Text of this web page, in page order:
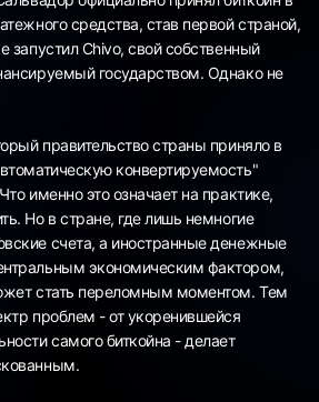
средства, став первой страной,
запустил Chivo, свой собственный
государством. Однако не
правительство страны приняло в
конвертируемость"
именно это означает на практике,
Но в стране, где лишь немногие
счета, а иностранные денежные
экономическим фактором,
стать переломным моментом. Тем
проблем - от укоренившейся
самого биткойна - делает